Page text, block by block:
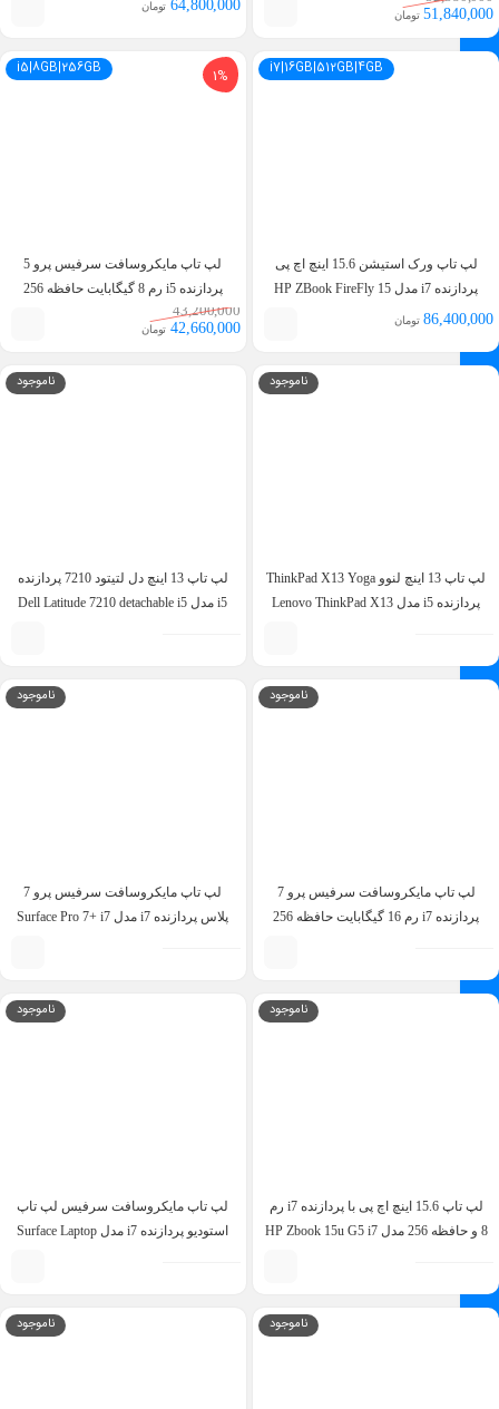
51,840,000 تومان
64,800,000 تومان
i7|16GB|512GB|4GB
لپ تاپ ورک استیشن 15.6 اینچ اچ پی
پردازنده i7 مدل HP ZBook FireFly 15
G8 i7 11th 16GB 512GB 4GB T500
86,400,000 تومان
i5|8GB|256GB 1%
لپ تاپ مایکروسافت سرفیس پرو 5
پردازنده i5 رم 8 گیگابایت حافظه 256
256GB
43,200,000
42,660,000 تومان
ناموجود
لپ تاپ 13 اینچ لنوو ThinkPad X13 Yoga
پردازنده i5 مدل Lenovo ThinkPad X13
ناموجود
لپ تاپ 13 اینچ دل لتیتود 7210 پردازنده
i5 مدل Dell Latitude 7210 detachable i5
ناموجود
لپ تاپ مایکروسافت سرفیس پرو 7
پردازنده i7 رم 16 گیگابایت حافظه 256
ناموجود
لپ تاپ مایکروسافت سرفیس پرو 7
پلاس پردازنده i7 مدل Surface Pro 7+ i7
ناموجود
لپ تاپ 15.6 اینچ اچ پی با پردازنده i7 رم
8 و حافظه 256 مدل HP Zbook 15u G5 i7
ناموجود
لپ تاپ مایکروسافت سرفیس لپ تاپ
استودیو پردازنده i7 مدل Surface Laptop
ناموجود ناموجود